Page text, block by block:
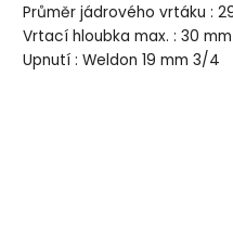
Průměr jádrového vrtáku :
Vrtací hloubka max. : 30 mm
Upnutí : Weldon 19 mm 3/4